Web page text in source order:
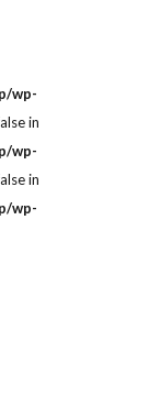
wp-
in
wp-
in
wp-